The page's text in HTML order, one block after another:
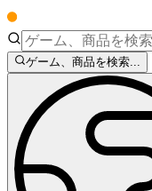
ゲーム、商品を検索...